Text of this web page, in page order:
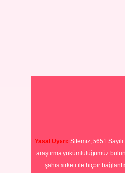
Yasal Uyarı: Sitemiz, 5651
araştırma yükümlülüğümüz
şahıs şirketi ile hiçbir